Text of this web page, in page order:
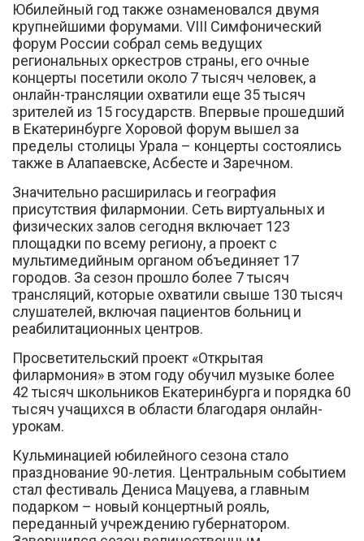
Юбилейный год также ознаменовался двумя
крупнейшими форумами. VIII Симфонический
форум России собрал семь ведущих
региональных оркестров страны, его очные
концерты посетили около 7 тысяч человек, а
онлайн-трансляции охватили еще 35 тысяч
зрителей из 15 государств. Впервые прошедший
в Екатеринбурге Хоровой форум вышел за
пределы столицы Урала – концерты состоялись
также в Алапаевске, Асбесте и Заречном.
Значительно расширилась и география
присутствия филармонии. Сеть виртуальных и
физических залов сегодня включает 123
площадки по всему региону, а проект с
мультимедийным органом объединяет 17
городов. За сезон прошло более 7 тысяч
трансляций, которые охватили свыше 130 тысяч
слушателей, включая пациентов больниц и
реабилитационных центров.
Просветительский проект «Открытая
филармония» в этом году обучил музыке более
42 тысяч школьников Екатеринбурга и порядка 60
тысяч учащихся в области благодаря онлайн-
урокам.
Кульминацией юбилейного сезона стало
празднование 90-летия. Центральным событием
стал фестиваль Дениса Мацуева, а главным
подарком – новый концертный рояль,
переданный учреждению губернатором.